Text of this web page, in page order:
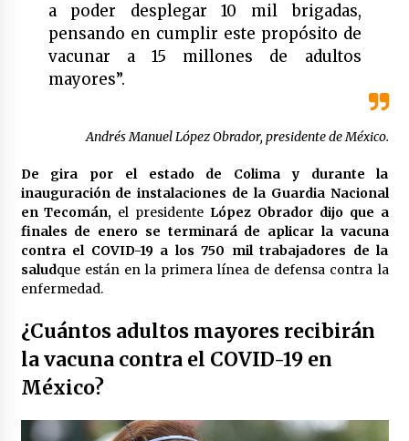
Trump asegura que barcos cargados de
petróleo están empezando a salir de Ormuz
85% de sus exportaciones
a poder desplegar 10 mil brigadas,
pensando en cumplir este propósito de
vacunar a 15 millones de adultos
mayores”.
Andrés Manuel López Obrador, presidente de México.
De gira por el estado de Colima y durante la
inauguración de instalaciones de la Guardia Nacional
en Tecomán, el presidente López Obrador dijo que a
finales de enero se terminará de aplicar la vacuna
contra el COVID-19 a los 750 mil trabajadores de la
saludque están en la primera línea de defensa contra la
enfermedad.
¿Cuántos adultos mayores recibirán
la vacuna contra el COVID-19 en
México?